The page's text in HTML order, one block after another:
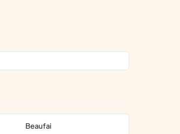
Beaufai